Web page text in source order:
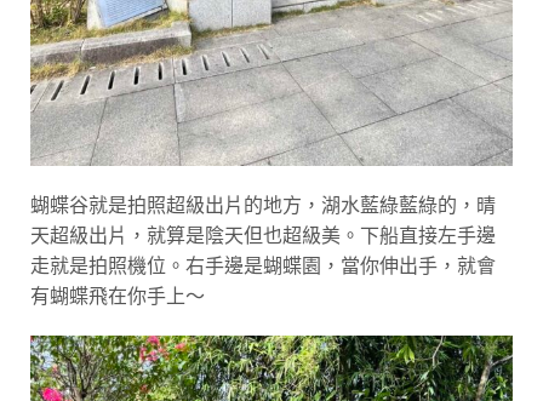
蝴蝶谷就是拍照超級出片的地方，湖水藍綠藍綠的，晴
天超級出片，就算是陰天但也超級美。下船直接左手邊
走就是拍照機位。右手邊是蝴蝶園，當你伸出手，就會
有蝴蝶飛在你手上～